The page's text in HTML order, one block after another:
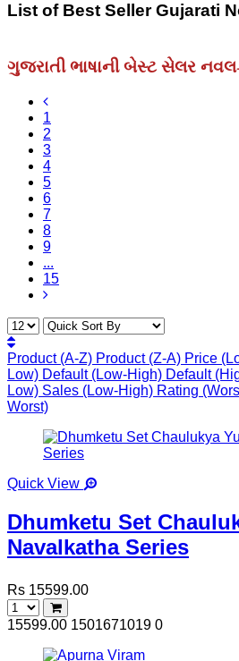
List of Best Seller Gujarati
ગુજરાતી ભાષાની બેસ્ટ સેલર
1
2
3
4
5
6
7
8
9
...
15
Product (A-Z) Product (Z-A) Price
Low) Default (Low-High) Default
Low) Sales (Low-High) Rating
Worst)
Quick View
Dhumketu Set
Navalkatha Series
Rs 15599.00
15599.00 1501671019 0